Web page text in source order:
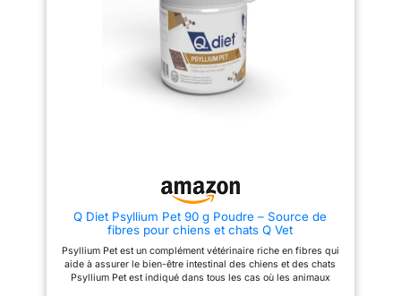
favoriser un microbiote
équilibré. Idéal après une
antibiothérapie, une gastro-
d'alimentation. 🌿 🍽️ UN SEUL
INGRÉDIENT — 100% PUR &
NATUREL : Notre psyllium est
grâce à son goût neutre.
Convient aux chiens et chats de
toutes tailles et races. 🌱 🌡️
IDÉAL POUR : Constipation,
ponctuelle, colon irritable,
transit paresseux, selles molles,
post-antibiotiques, changement
D'ORIGINE NATURELLE : Ce
produit contient exclusivement
de la poudre de téguments de
psyllium blond, un constituant
d'origine végétale et naturelle
reconnu pour ses propriétés
bénéfiques sur le système
forme de poudre fine en pot de
utiliser et se mélange
simplement à la nourriture
permet une utilisation
prolongée, offrant une solution
de soutien utilisable à long
Q Diet Psyllium Pet 90 g Poudre – Source de
fibres pour chiens et chats Q Vet
Psyllium Pet est un complément vétérinaire riche en fibres qui
aide à assurer le bien-être intestinal des chiens et des chats
Psyllium Pet est indiqué dans tous les cas où les animaux